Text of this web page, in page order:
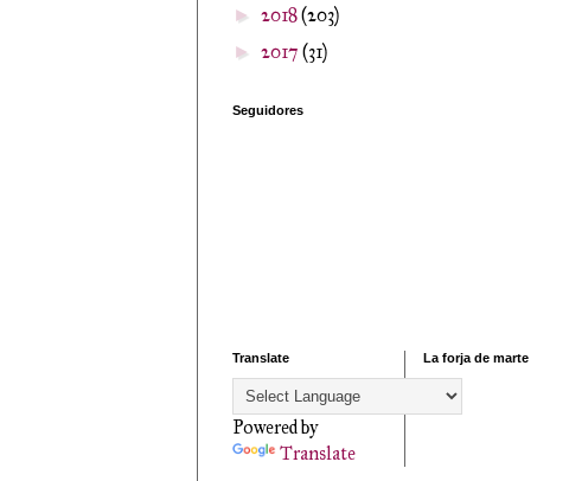
► 2018(203)
► 2017 (31)
Seguidores
Translate
Powered by
Translate
La forja de marte